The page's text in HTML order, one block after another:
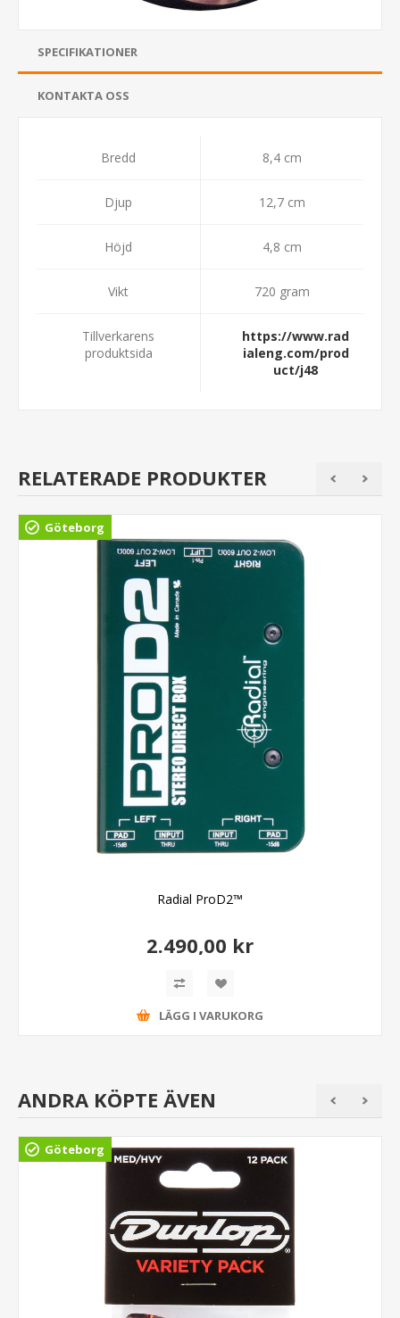
SPECIFIKATIONER
KONTAKTA OSS
Bredd 8,4 cm
Djup 12,7 cm
Höjd 4,8 cm
Vikt 720 gram
Tillverkarens
produktsida
https://www.rad
ialeng.com/prod
uct/j48
RELATERADE PRODUKTER
Göteborg
Radial ProD2™
2.490,00 kr
LÄGG I VARUKORG
ANDRA KÖPTE ÄVEN
Göteborg